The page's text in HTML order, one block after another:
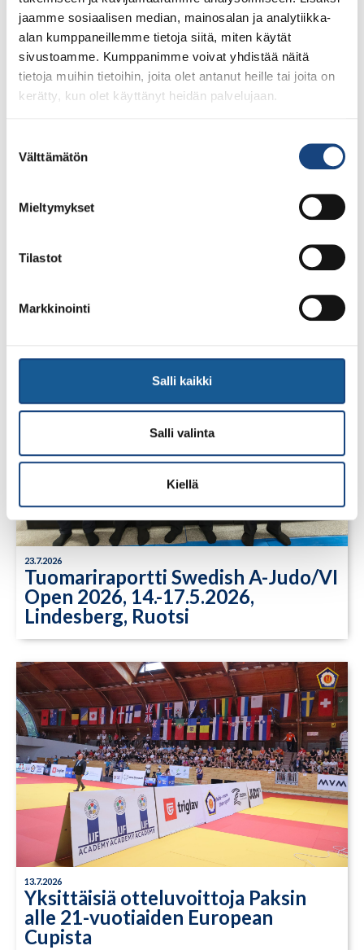
jaamme sosiaalisen median, mainosalan ja analytiikka-
alan kumppaneillemme tietoja siitä, miten käytät
sivustoamme. Kumppanimme voivat yhdistää näitä
tietoja muihin tietoihin, joita olet antanut heille tai joita on
kerätty, kun olet käyttänyt heidän palvelujaan.
valinta
Välttämätön
Mieltymykset
Tilastot
Markkinointi
Salli kaikki
Salli valinta
Kiellä
1.8.2026
23.7.2026
Tuomariraportti Swedish A-Judo/VI
Open 2026, 14.-17.5.2026,
Lindesberg, Ruotsi
13.7.2026
Yksittäisiä otteluvoittoja Paksin
alle 21-vuotiaiden European
Cupista